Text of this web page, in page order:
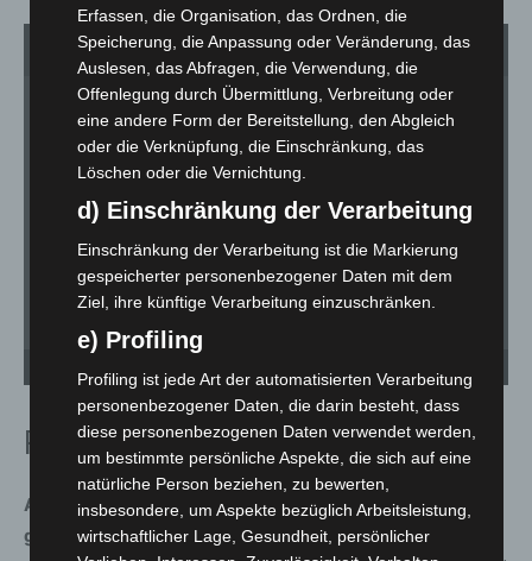
1von 6
Müller / LGHNews
Regeln für Hunde klar definiert
Auf Strand- und Liegeflächen rings um den Silbersee
gilt ganzjährig Hundeverbot.Für Hunde stehen eine
Erfassen, die Organisation, das Ordnen, die
Speicherung, die Anpassung oder Veränderung, das
Auslesen, das Abfragen, die Verwendung, die
Offenlegung durch Übermittlung, Verbreitung oder
eine andere Form der Bereitstellung, den Abgleich
oder die Verknüpfung, die Einschränkung, das
Löschen oder die Vernichtung.
d) Einschränkung der Verarbeitung
Einschränkung der Verarbeitung ist die Markierung
gespeicherter personenbezogener Daten mit dem
Ziel, ihre künftige Verarbeitung einzuschränken.
e) Profiling
Profiling ist jede Art der automatisierten Verarbeitung
personenbezogener Daten, die darin besteht, dass
diese personenbezogenen Daten verwendet werden,
um bestimmte persönliche Aspekte, die sich auf eine
natürliche Person beziehen, zu bewerten,
insbesondere, um Aspekte bezüglich Arbeitsleistung,
wirtschaftlicher Lage, Gesundheit, persönlicher